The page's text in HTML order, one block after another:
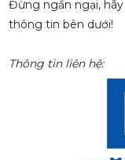
Đừng ngần ngại,
thông tin bên dưới!
Thông tin liên hệ: